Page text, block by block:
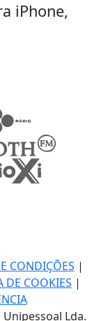
iPhone,
CONDIÇÕES |
DE COOKIES |
Lda.